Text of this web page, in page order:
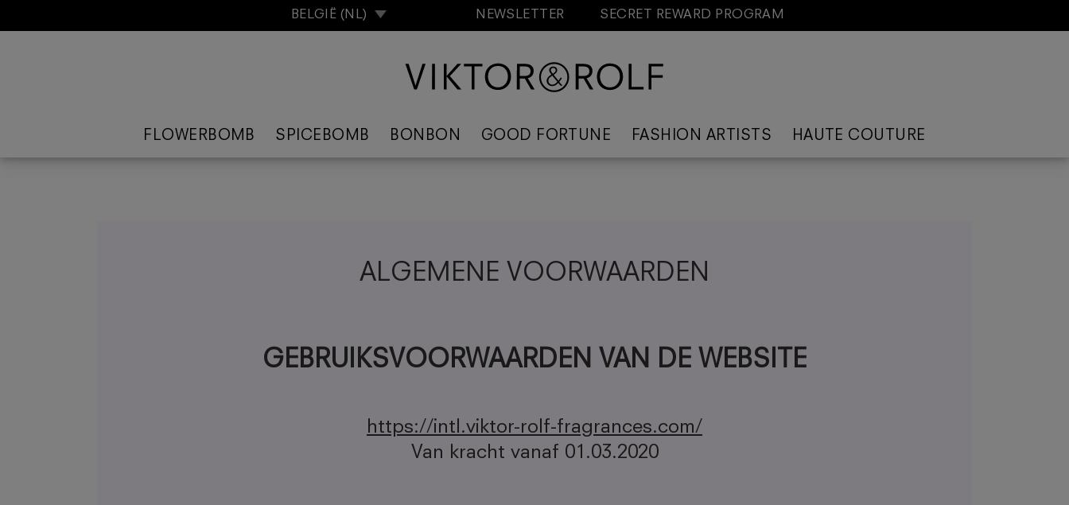
BELGIË (NL) NEWSLETTER SECRET REWARD PROGRAM
FLOWERBOMB SPICEBOMB BONBON GOOD FORTUNE FASHION ARTISTS HAUTE COUTURE
ALGEMENE VOORWAARDEN
GEBRUIKSVOORWAARDEN VAN DE WEBSITE
https://intl.viktor-rolf-fragrances.com/
Van kracht vanaf 01.03.2020